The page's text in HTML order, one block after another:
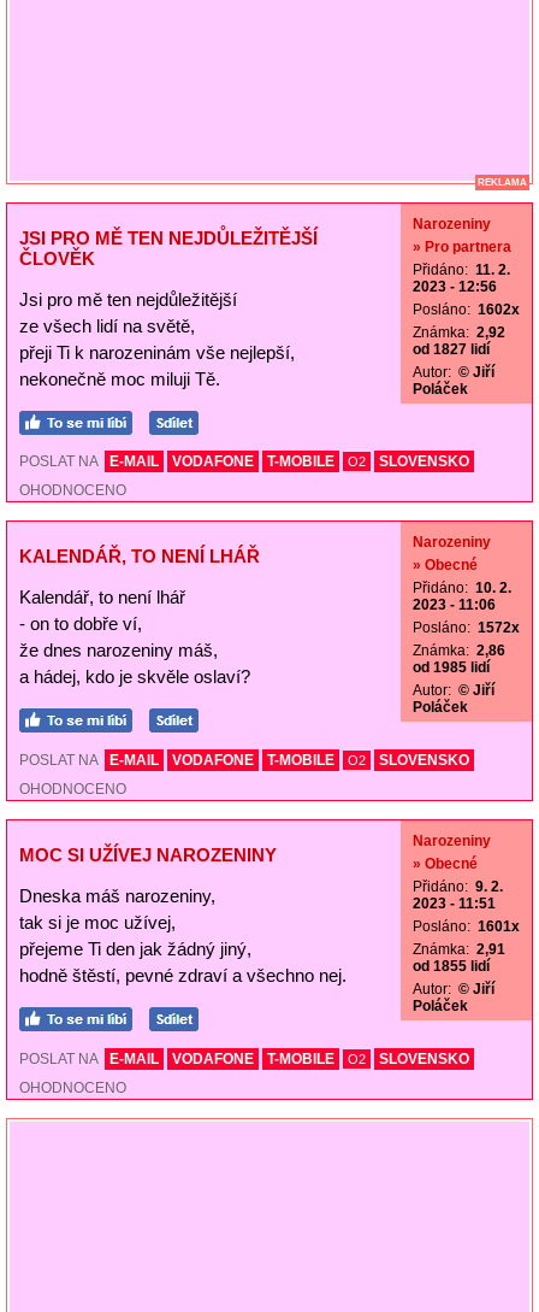
REKLAMA
JSI PRO MĚ TEN NEJDŮLEŽITĚJŠÍ
ČLOVĚK
Jsi pro mě ten nejdůležitější
ze všech lidí na světě,
přeji Ti k narozeninám vše nejlepší,
nekonečně moc miluji Tě.
Narozeniny
» Pro partnera
Přidáno: 11. 2.
2023 - 12:56
Posláno: 1602x
Známka: 2,92
od 1827 lidí
Autor: © Jiří
Poláček
POSLAT NA E-MAIL VODAFONE T-MOBILE O2
SLOVENSKO
OHODNOCENO
KALENDÁŘ, TO NENÍ LHÁŘ
Kalendář, to není lhář
- on to dobře ví,
že dnes narozeniny máš,
a hádej, kdo je skvěle oslaví?
Narozeniny
» Obecné
Přidáno: 10. 2.
2023 - 11:06
Posláno: 1572x
Známka: 2,86
od 1985 lidí
Autor: © Jiří
Poláček
POSLAT NA E-MAIL VODAFONE T-MOBILE O2
SLOVENSKO
OHODNOCENO
MOC SI UŽÍVEJ NAROZENINY
Dneska máš narozeniny,
tak si je moc užívej,
přejeme Ti den jak žádný jiný,
hodně štěstí, pevné zdraví a všechno nej.
Narozeniny
» Obecné
Přidáno: 9. 2.
2023 - 11:51
Posláno: 1601x
Známka: 2,91
od 1855 lidí
Autor: © Jiří
Poláček
POSLAT NA E-MAIL VODAFONE T-MOBILE O2
SLOVENSKO
OHODNOCENO